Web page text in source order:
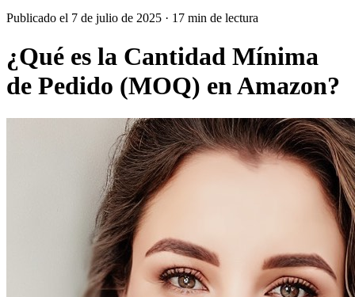
Publicado el 7 de julio de 2025 · 17 min de lectura
¿Qué es la Cantidad Mínima
de Pedido (MOQ) en Amazon?